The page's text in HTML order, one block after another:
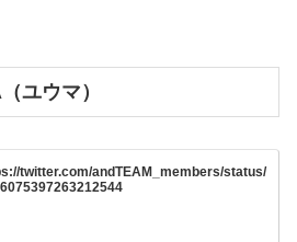
ユウマ）
twitter.com/andTEAM_members/status/